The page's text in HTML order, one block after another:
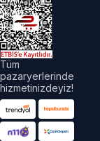
Tüm
pazaryerlerinde
hizmetinizdeyiz!